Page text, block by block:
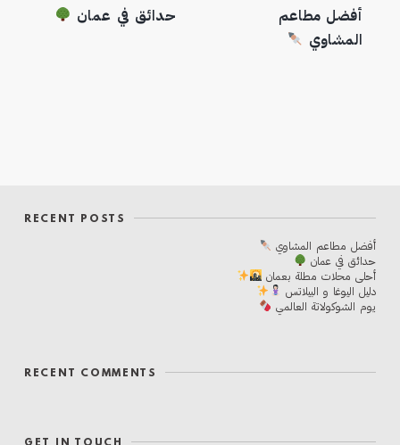
أفضل مطاعم
المشاوي
حدائق في عمان
RECENT POSTS
أفضل مطاعم المشاوي
حدائق في عمان
أحلی محلات مطلة بعمان
دليل اليوغا و البيلاتس
يوم الشوكولاتة العالمي
RECENT COMMENTS